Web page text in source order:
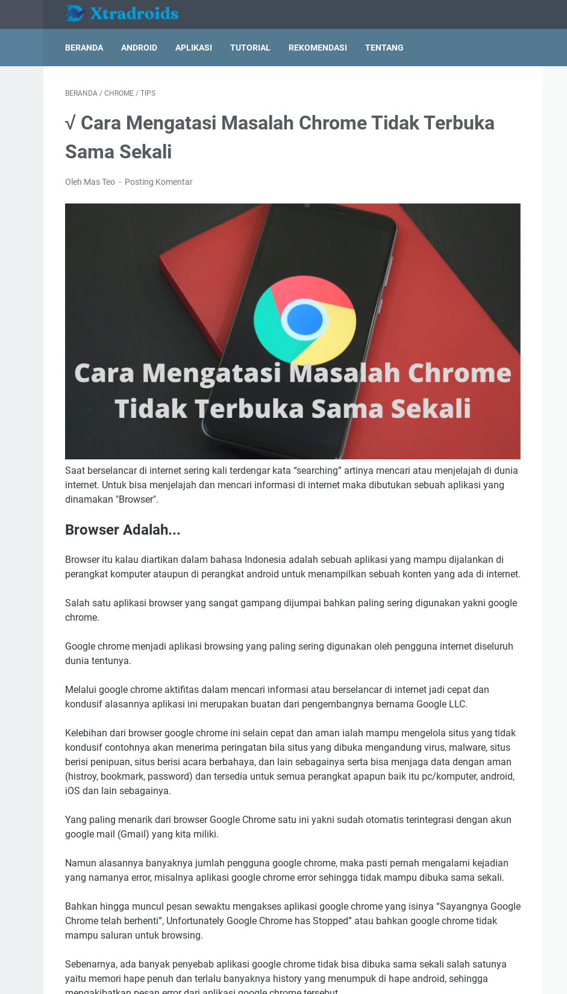
BERANDA ANDROID APLIKASI TUTORIAL REKOMENDASI TENTANG
BERANDA / CHROME / TIPS
√ Cara Mengatasi Masalah Chrome Tidak Terbuka
Sama Sekali
Oleh Mas Teo Posting Komentar
Saat berselancar di internet sering kali terdengar kata “searching” artinya mencari atau menjelajah di dunia
internet. Untuk bisa menjelajah dan mencari informasi di internet maka dibutukan sebuah aplikasi yang
dinamakan "Browser".
Browser Adalah...
Browser itu kalau diartikan dalam bahasa Indonesia adalah sebuah aplikasi yang mampu dijalankan di
perangkat komputer ataupun di perangkat android untuk menampilkan sebuah konten yang ada di internet.
Salah satu aplikasi browser yang sangat gampang dijumpai bahkan paling sering digunakan yakni google
chrome.
Google chrome menjadi aplikasi browsing yang paling sering digunakan oleh pengguna internet diseluruh
dunia tentunya.
Melalui google chrome aktifitas dalam mencari informasi atau berselancar di internet jadi cepat dan
kondusif alasannya aplikasi ini merupakan buatan dari pengembangnya bernama Google LLC.
Kelebihan dari browser google chrome ini selain cepat dan aman ialah mampu mengelola situs yang tidak
kondusif contohnya akan menerima peringatan bila situs yang dibuka mengandung virus, malware, situs
berisi penipuan, situs berisi acara berbahaya, dan lain sebagainya serta bisa menjaga data dengan aman
(histroy, bookmark, password) dan tersedia untuk semua perangkat apapun baik itu pc/komputer, android,
iOS dan lain sebagainya.
Yang paling menarik dari browser Google Chrome satu ini yakni sudah otomatis terintegrasi dengan akun
google mail (Gmail) yang kita miliki.
Namun alasannya banyaknya jumlah pengguna google chrome, maka pasti pernah mengalami kejadian
yang namanya error, misalnya aplikasi google chrome error sehingga tidak mampu dibuka sama sekali.
Bahkan hingga muncul pesan sewaktu mengakses aplikasi google chrome yang isinya “Sayangnya Google
Chrome telah berhenti”, Unfortunately Google Chrome has Stopped” atau bahkan google chrome tidak
mampu saluran untuk browsing.
Sebenarnya, ada banyak penyebab aplikasi google chrome tidak bisa dibuka sama sekali salah satunya
yaitu memori hape penuh dan terlalu banyaknya history yang menumpuk di hape android, sehingga